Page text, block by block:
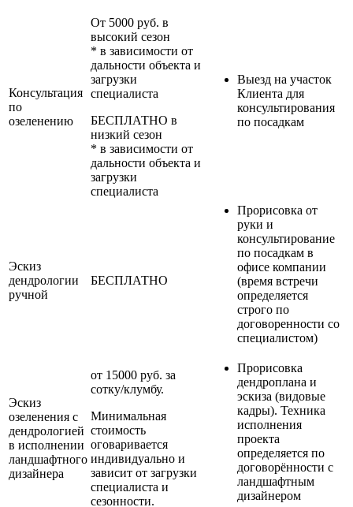
Консультация
по
озеленению
От 5000 руб. в
высокий сезон
* в зависимости от
дальности объекта и
загрузки
специалиста
БЕСПЛАТНО в
низкий сезон
* в зависимости от
дальности объекта и
загрузки
специалиста
Выезд на участок
Клиента для
консультирования
по посадкам
Эскиз
дендрологии
ручной
БЕСПЛАТНО
Прорисовка от
руки и
консультирование
по посадкам в
офисе компании
(время встречи
определяется
строго по
договоренности со
специалистом)
Эскиз
озеленения с
дендрологией
в исполнении
ландшафтного
дизайнера
от 15000 руб. за
сотку/клумбу.
Минимальная
стоимость
оговаривается
индивидуально и
зависит от загрузки
специалиста и
сезонности.
Прорисовка
дендроплана и
эскиза (видовые
кадры). Техника
исполнения
проекта
определяется по
договорённости с
ландшафтным
дизайнером